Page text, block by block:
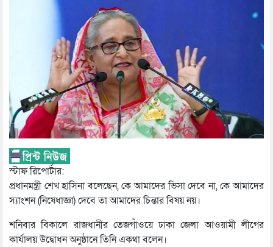
স্টাফ রিপোর্টার:
প্রধানমন্ত্রী শেখ হাসিনা বলেছেন, কে আমাদের ভিসা দেবে না, কে আমাদের
স্যাংশন (নিষেধাজ্ঞা) দেবে তা আমাদের চিন্তার বিষয় নয়।
শনিবার বিকালে রাজধানীর তেজগাঁওয়ে ঢাকা জেলা আওয়ামী লীগের
কার্যালয় উদ্বোধন অনুষ্ঠানে তিনি একথা বলেন।